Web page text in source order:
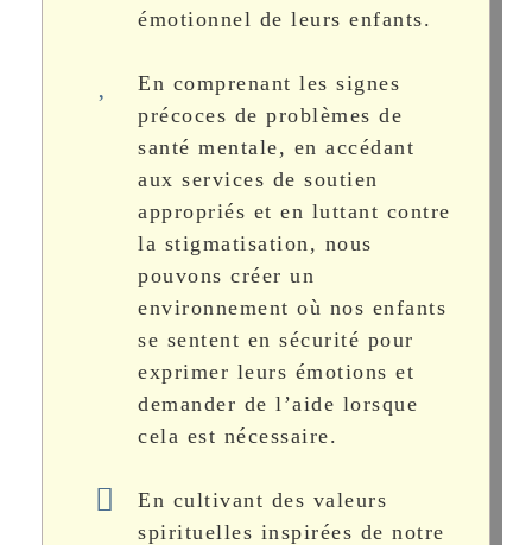
émotionnel de leurs enfants.
En comprenant les signes
précoces de problèmes de
santé mentale, en accédant
aux services de soutien
appropriés et en luttant contre
la stigmatisation, nous
pouvons créer un
environnement où nos enfants
se sentent en sécurité pour
exprimer leurs émotions et
demander de l’aide lorsque
cela est nécessaire.
En cultivant des valeurs
spirituelles inspirées de notre